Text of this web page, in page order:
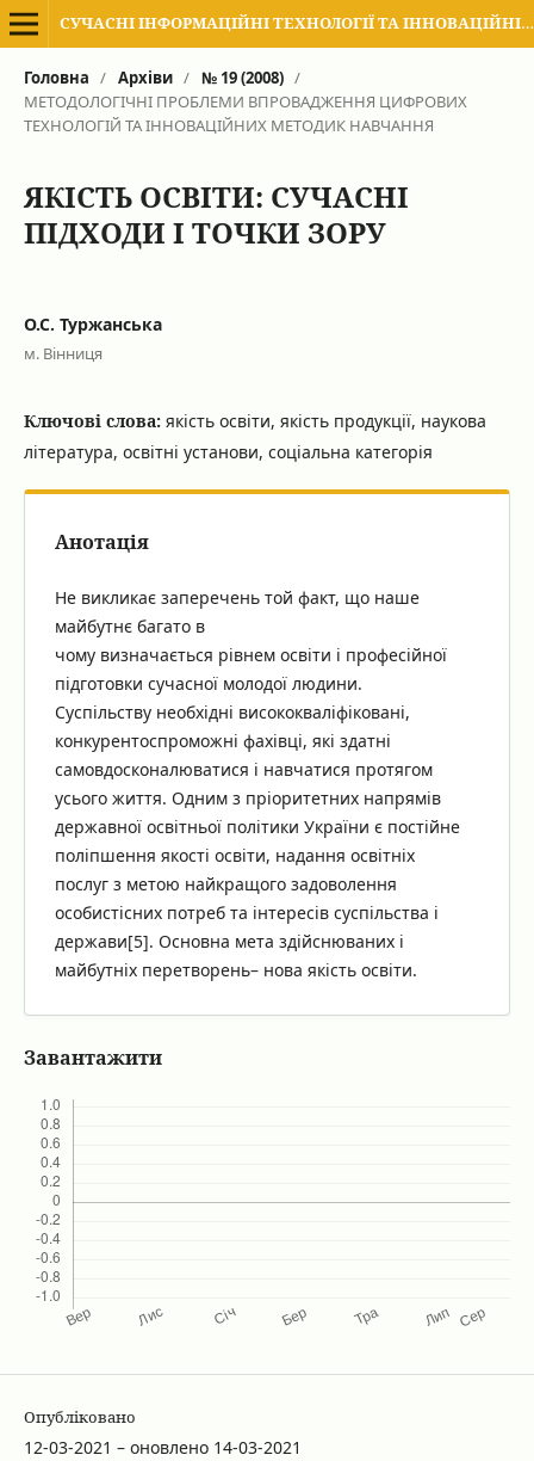
СУЧАСНІ ІНФОРМАЦІЙНІ ТЕХНОЛОГІЇ ТА ІННОВАЦІЙНІ МЕТОДИКИ НАВЧАННЯ В ПІДГОТОВЦІ ФАХІВЦІВ: МЕТОДОЛОГІЯ, ТЕОРІЯ, ДОСВІД, ПРОБЛЕМИ
Головна / Архіви / № 19 (2008) /
МЕТОДОЛОГІЧНІ ПРОБЛЕМИ ВПРОВАДЖЕННЯ ЦИФРОВИХ
ТЕХНОЛОГІЙ ТА ІННОВАЦІЙНИХ МЕТОДИК НАВЧАННЯ
ЯКІСТЬ ОСВІТИ: СУЧАСНІ
ПІДХОДИ І ТОЧКИ ЗОРУ
О.С. Туржанська
м. Вінниця
Ключові слова: якість освіти, якість продукції, наукова
література, освітні установи, соціальна категорія
Анотація
Не викликає заперечень той факт, що наше
майбутнє багато в
чому визначається рівнем освіти і професійної
підготовки сучасної молодої людини.
Суспільству необхідні висококваліфіковані,
конкурентоспроможні фахівці, які здатні
самовдосконалюватися і навчатися протягом
усього життя. Одним з пріоритетних напрямів
державної освітньої політики України є постійне
поліпшення якості освіти, надання освітніх
послуг з метою найкращого задоволення
особистісних потреб та інтересів суспільства і
держави[5]. Основна мета здійснюваних і
майбутніх перетворень– нова якість освіти.
Завантажити
Опубліковано
12-03-2021 – оновлено 14-03-2021